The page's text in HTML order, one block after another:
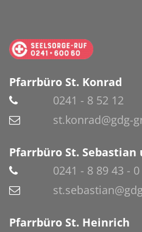
Pfarrbüro St. Konrad
0241 - 8 52 12
st.konrad@gdg-
Pfarrbüro St. Sebastian
0241 - 8 89 43 - 0
Pfarrbüro St. Heinrich